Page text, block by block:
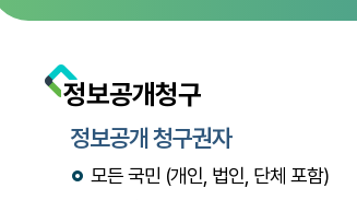
정보공개청구
정보공개 청구권자
모든 국민 (개인, 법인, 단체 포함)